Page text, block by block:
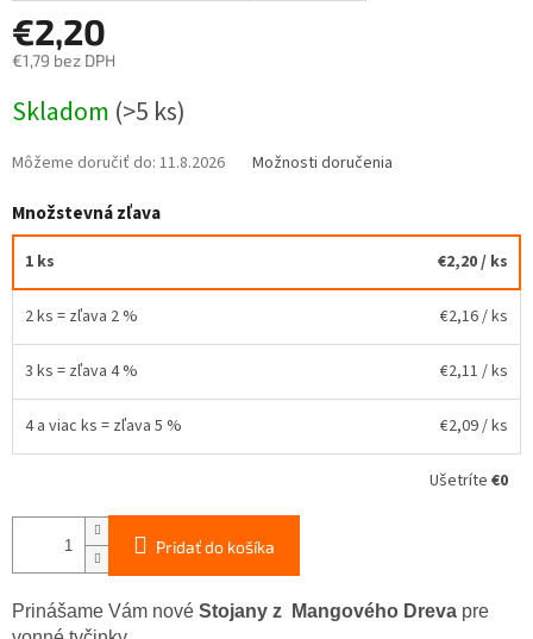
€2,20
€1,79 bez DPH
cena:
Skladom (>5 ks)
Môžeme doručiť do: 11.8.2026 Možnosti doručenia
Množstevná zľava
1 ks €2,20/ ks
2 ks = zľava 2 % €2,16/ ks
3 ks = zľava 4 % €2,11 / ks
4 a viac ks = zľava 5 % €2,09/ ks
Ušetríte €0
Pridať do košíka
Prinášame Vám nové Stojany z Mangového Dreva pre